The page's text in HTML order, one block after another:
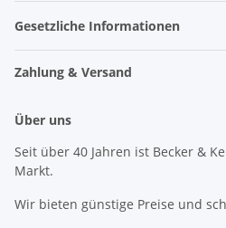
Gesetzliche Informationen
Zahlung & Versand
Über uns
Seit über 40 Jahren ist Becker &
Markt.
Wir bieten günstige Preise und